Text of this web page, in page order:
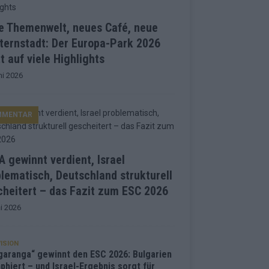
Themenwelt, neues Café, neue
Der Europa-Park 2026
auf viele Highlights
2026
gewinnt verdient, Israel
Deutschland strukturell
– das Fazit zum ESC 2026
2026
gewinnt den ESC 2026: Bulgarien
– und Israel-Ergebnis sorgt für